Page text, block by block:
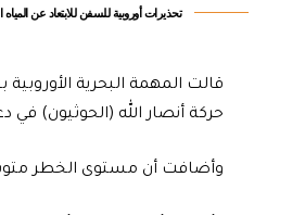
تحذيرات أوروبية للسفن للابتعاد عن المياه
قالت المهمة البحرية
حركة أنصار الله (الحوثيون) في
وأضافت أن مستوى الخطر